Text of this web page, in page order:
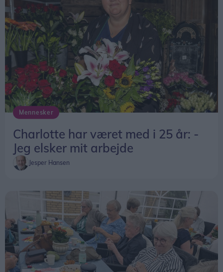
Mennesker
Charlotte har været med i 25 år: -
Jeg elsker mit arbejde
Jesper Hansen